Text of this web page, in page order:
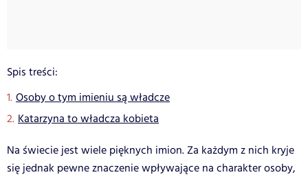
Spis treści:
Osoby o tym imieniu są władcze
Katarzyna to władcza kobieta
Na świecie jest wiele pięknych imion. Za każdym z nich kryje
się jednak pewne znaczenie wpływające na charakter osoby,